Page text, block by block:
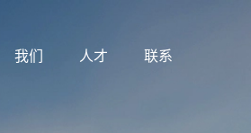
我们 人才 联系